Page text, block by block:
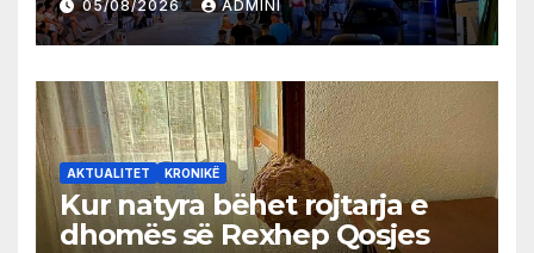
05/08/2026 ADMINI
AKTUALITET KRONIKË
Kur natyra bëhet rojtarja e
dhomës së Rexhep Qosjes